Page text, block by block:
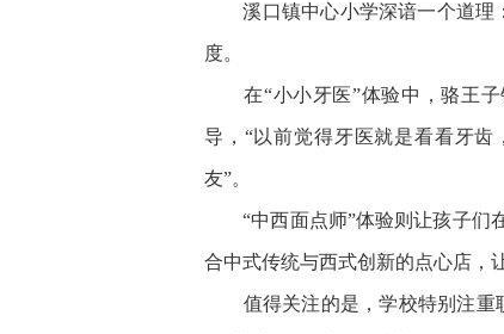
溪口镇中心小学深谙一个道理
度。
在“小小牙医”体验中，骆王子
导，“以前觉得牙医就是看看牙
友”。
“中西面点师”体验则让孩子们在
合中式传统与西式创新的点心店，
值得关注的是，学校特别注重职